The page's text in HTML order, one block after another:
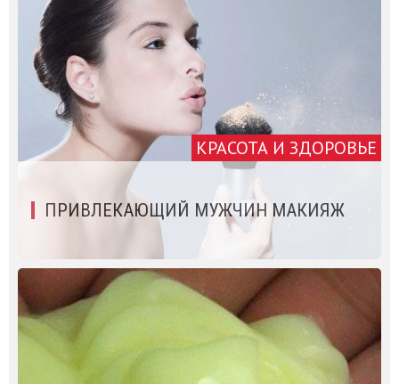
КРАСОТА И ЗДОРОВЬЕ
ПРИВЛЕКАЮЩИЙ МУЖЧИН МАКИЯЖ